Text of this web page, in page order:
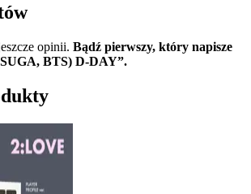
opinii. Bądź pierwszy, który napisze
BTS) D-DAY”.